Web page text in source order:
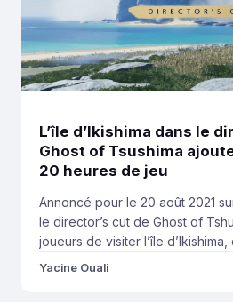
L’île d’Ikishima dans le
Ghost of Tsushima
20 heures de jeu
Annoncé pour le 20 août 2021
le director’s cut de Ghost of
joueurs de visiter l’île
nouvelle zone du jeu. Selon
Yacine Ouali